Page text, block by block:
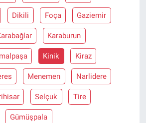
Dikili Foça Gaziemir
Karaburun
Kinik Kiraz
Menemen Narlidere
Selçuk Tire
Gümüşpala